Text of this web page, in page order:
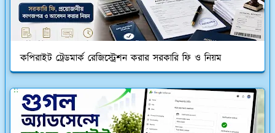
কপিরাইট ট্রেডমার্ক রেজিস্ট্রেশন করার সরকারি ফি ও নিয়ম